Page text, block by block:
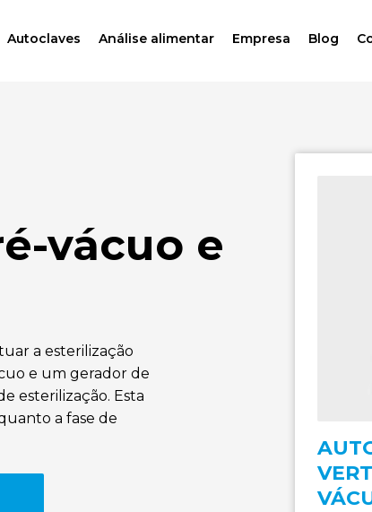
Autoclaves Análise alimentar Empresa Blog
vácuo e
a esterilização
e um gerador de
esterilização. Esta
a fase de